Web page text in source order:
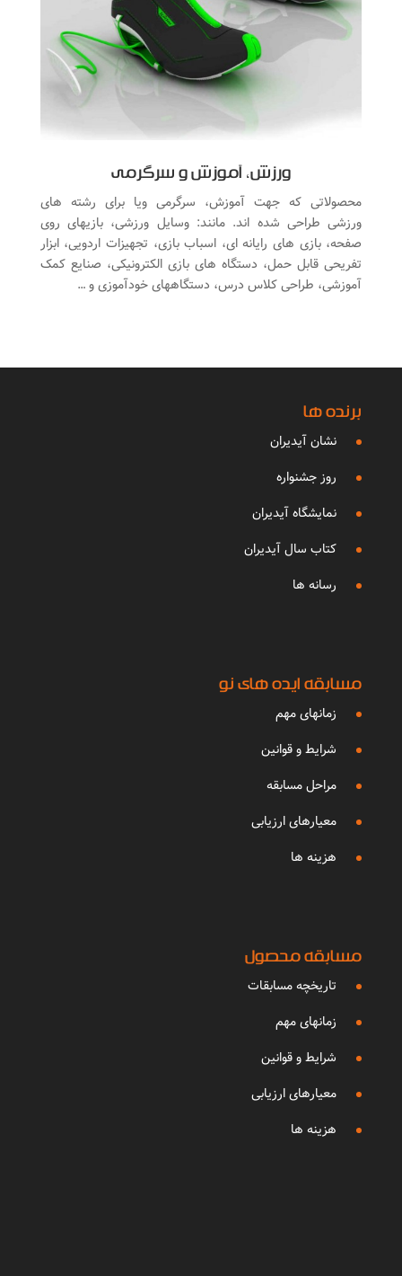
ورزش، آموزش و سرگرمی
محصولاتی که جهت آموزش، سرگرمی ویا برای رشته های
ورزشی طراحی شده اند. مانند: وسایل ورزشی، بازیهای روی
صفحه، بازی های رایانه ای، اسباب بازی، تجهیزات اردویی، ابزار
تفریحی قابل حمل، دستگاه های بازی الکترونیکی، صنایع کمک
آموزشی، طراحی کلاس درس، دستگاههای خودآموزی و …
برنده ها
نشان آیدیران
روز جشنواره
نمایشگاه آیدیران
کتاب سال آیدیران
رسانه ها
مسابقه ایده های نو
زمانهای مهم
شرایط و قوانین
مراحل مسابقه
معیارهای ارزیابی
هزینه ها
مسابقه محصول
تاریخچه مسابقات
زمانهای مهم
شرایط و قوانین
معیارهای ارزیابی
هزینه ها